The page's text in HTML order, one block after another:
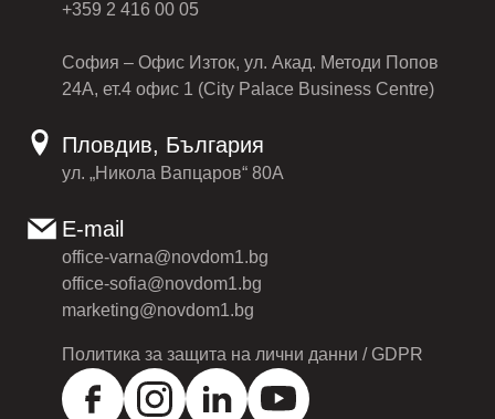
+359 2 416 00 05
София – Офис Изток, ул. Акад. Методи Попов
24А, ет.4 офис 1 (City Palace Business Centre)
Пловдив, България
ул. „Никола Вапцаров“ 80А
E-mail
office-varna@novdom1.bg
office-sofia@novdom1.bg
marketing@novdom1.bg
Политика за защита на лични данни / GDPR